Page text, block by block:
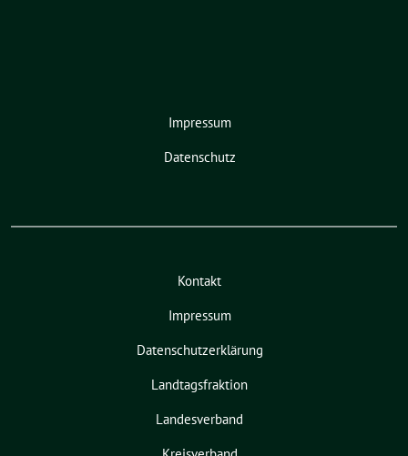
Impressum
Datenschutz
Kontakt
Impressum
Datenschutzerklärung
Landtagsfraktion
Landesverband